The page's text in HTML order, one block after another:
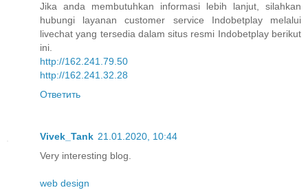
Jika anda membutuhkan informasi lebih lanjut, silahkan
hubungi layanan customer service Indobetplay melalui
livechat yang tersedia dalam situs resmi Indobetplay berikut
ini.
http://162.241.79.50
http://162.241.32.28
Ответить
Vivek_Tank 21.01.2020, 10:44
Very interesting blog.
web design